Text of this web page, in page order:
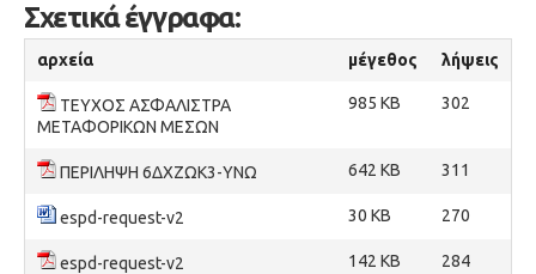
Σχετικά έγγραφα:
αρχεία μέγεθος λήψεις
ΤΕΥΧΟΣ ΑΣΦΑΛΙΣΤΡΑ
ΜΕΤΑΦΟΡΙΚΩΝ ΜΕΣΩΝ
985 KB 302
ΠΕΡΙΛΗΨΗ 6ΔΧΖΩΚ3-ΥΝΩ 642 KB 311
espd-request-v2 30 KB 270
espd-request-v2 142 KB 284